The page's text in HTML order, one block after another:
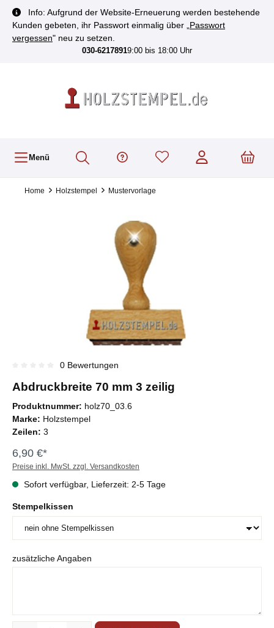
springen
Info: Aufgrund der Website-Erneuerung werden bestehende
Kunden gebeten, ihr Passwort einmalig über „ Passwort
vergessen" neu zu setzen.
030-62178919:00 bis 18:00 Uhr
Menü
Home Holzstempel Mustervorlage
0 Bewertungen
Abdruckbreite 70 mm 3 zeilig
Produktnummer: holz70_03.6
Marke: Holzstempel
Zeilen: 3
6,90 €*
Preise inkl. MwSt. zzgl. Versandkosten
Sofort verfügbar, Lieferzeit: 2-5 Tage
Stempelkissen
zusätzliche Angaben